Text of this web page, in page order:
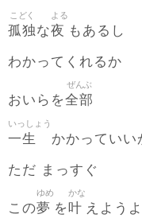
孤独
こどく
な夜
よる
もあるし
わかってくれるか
おいらを全部
ぜんぶ
一生
いっしょう
かかっていい
ただ まっすぐ
この夢
ゆめ
を叶
かな
えようよ